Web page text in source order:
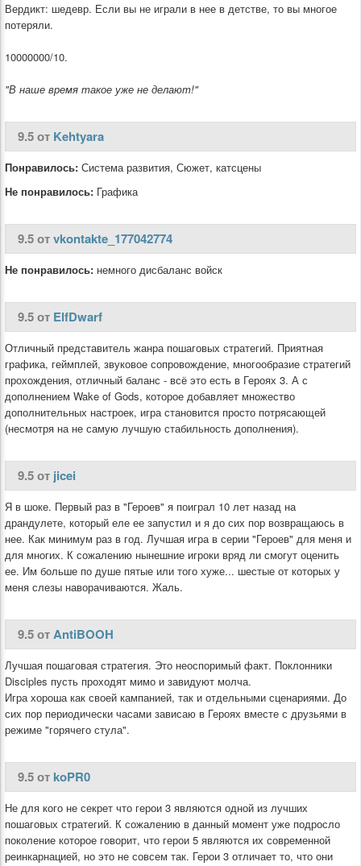
Вердикт: шедевр. Если вы не играли в нее в детстве, то вы многое
потеряли.
10000000/10.
"В наше время такое уже не делают!"
9.5 от Kehtyara
Понравилось: Система развития, Сюжет, катсцены
Не понравилось: Графика
9.5 отvkontakte_177042774
Не понравилось: немного дисбаланс войск
9.5 от ElfDwarf
Отличный представитель жанра пошаговых стратегий. Приятная
графика, геймплей, звуковое сопровождение, многообразие стратегий
прохождения, отличный баланс - всё это есть в Героях 3. А с
дополнением Wake of Gods, которое добавляет множество
дополнительных настроек, игра становится просто потрясающей
(несмотря на не самую лучшую стабильность дополнения).
9.5 от jicei
Я в шоке. Первый раз в "Героев" я поиграл 10 лет назад на
драндулете, который еле ее запустил и я до сих пор возвращаюсь в
нее. Как минимум раз в год. Лучшая игра в серии "Героев" для меня и
для многих. К сожалению нынешние игроки вряд ли смогут оценить
ее. Им больше по душе пятые или того хуже... шестые от которых у
меня слезы наворачиваются. Жаль.
9.5 отAntiBOOH
Лучшая пошаговая стратегия. Это неоспоримый факт. Поклонники
Disciples пусть проходят мимо и завидуют молча.
Игра хороша как своей кампанией, так и отдельными сценариями. До
сих пор периодически часами зависаю в Героях вместе с друзьями в
режиме "горячего стула".
9.5 от koPR0
Не для кого не секрет что герои 3 являются одной из лучших
пошаговых стратегий. К сожалению в данный момент уже подросло
поколение которое говорит, что герои 5 являются их современной
реинкарнацией, но это не совсем так. Герои 3 отличает то, что они